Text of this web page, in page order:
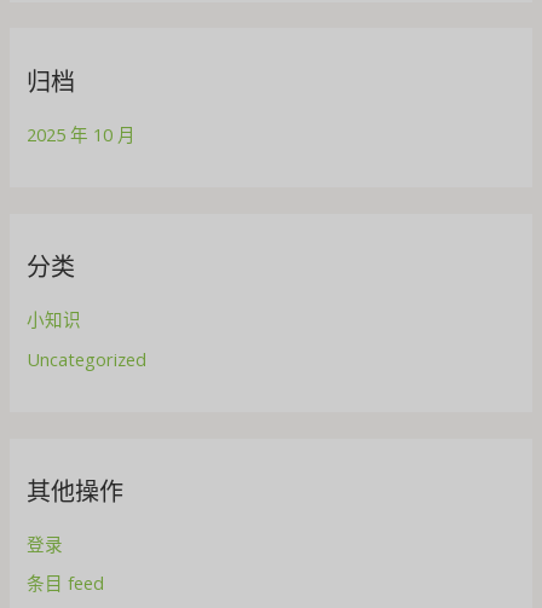
归档
2025 年 10 月
分类
小知识
Uncategorized
其他操作
登录
条目 feed